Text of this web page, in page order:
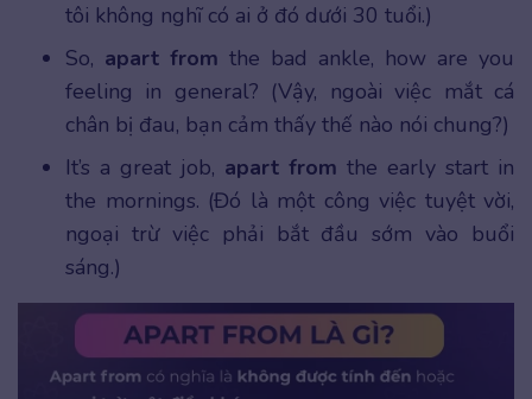
tôi không nghĩ có ai ở đó dưới 30 tuổi.)
So, apart from the bad ankle, how are you
feeling in general? (Vậy, ngoài việc mắt cá
chân bị đau, bạn cảm thấy thế nào nói chung?)
It’s a great job, apart from the early start in
the mornings. (Đó là một công việc tuyệt vời,
ngoại trừ việc phải bắt đầu sớm vào buổi
sáng.)